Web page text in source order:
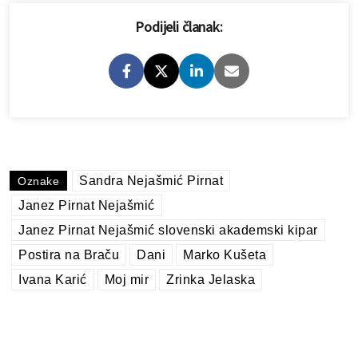
Podijeli članak:
Oznake
Sandra Nejašmić Pirnat
Janez Pirnat Nejašmić
Janez Pirnat Nejašmić slovenski akademski kipar
Postira na Braču
Dani
Marko Kušeta
Ivana Karić
Moj mir Zrinka Jelaska